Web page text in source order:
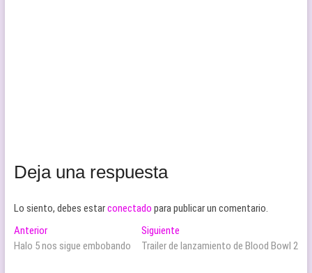
Deja una respuesta
Lo siento, debes estarconectado para publicar un comentario.
Navegación
de
AnteriorEntrada
anterior:
Halo 5 nos sigue embobando
Siguiente
siguiente:
Trailer de lanzamiento de Blood Bowl 2